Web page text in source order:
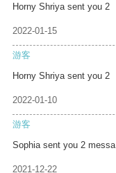
Horny Shriya sent you 2
2022-01-15
游客
Horny Shriya sent you 2
2022-01-10
游客
Sophia sent you 2 messa
2021-12-22